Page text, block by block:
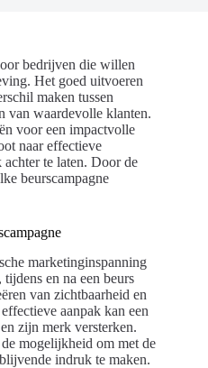
bedrijven die willen
Het goed uitvoeren
maken tussen
van waardevolle klanten.
voor een impactvolle
naar effectieve
te laten. Door de
beurscampagne
marketinginspanning
en na een beurs
van zichtbaarheid en
aanpak kan een
zijn merk versterken.
mogelijkheid om met de
indruk te maken.